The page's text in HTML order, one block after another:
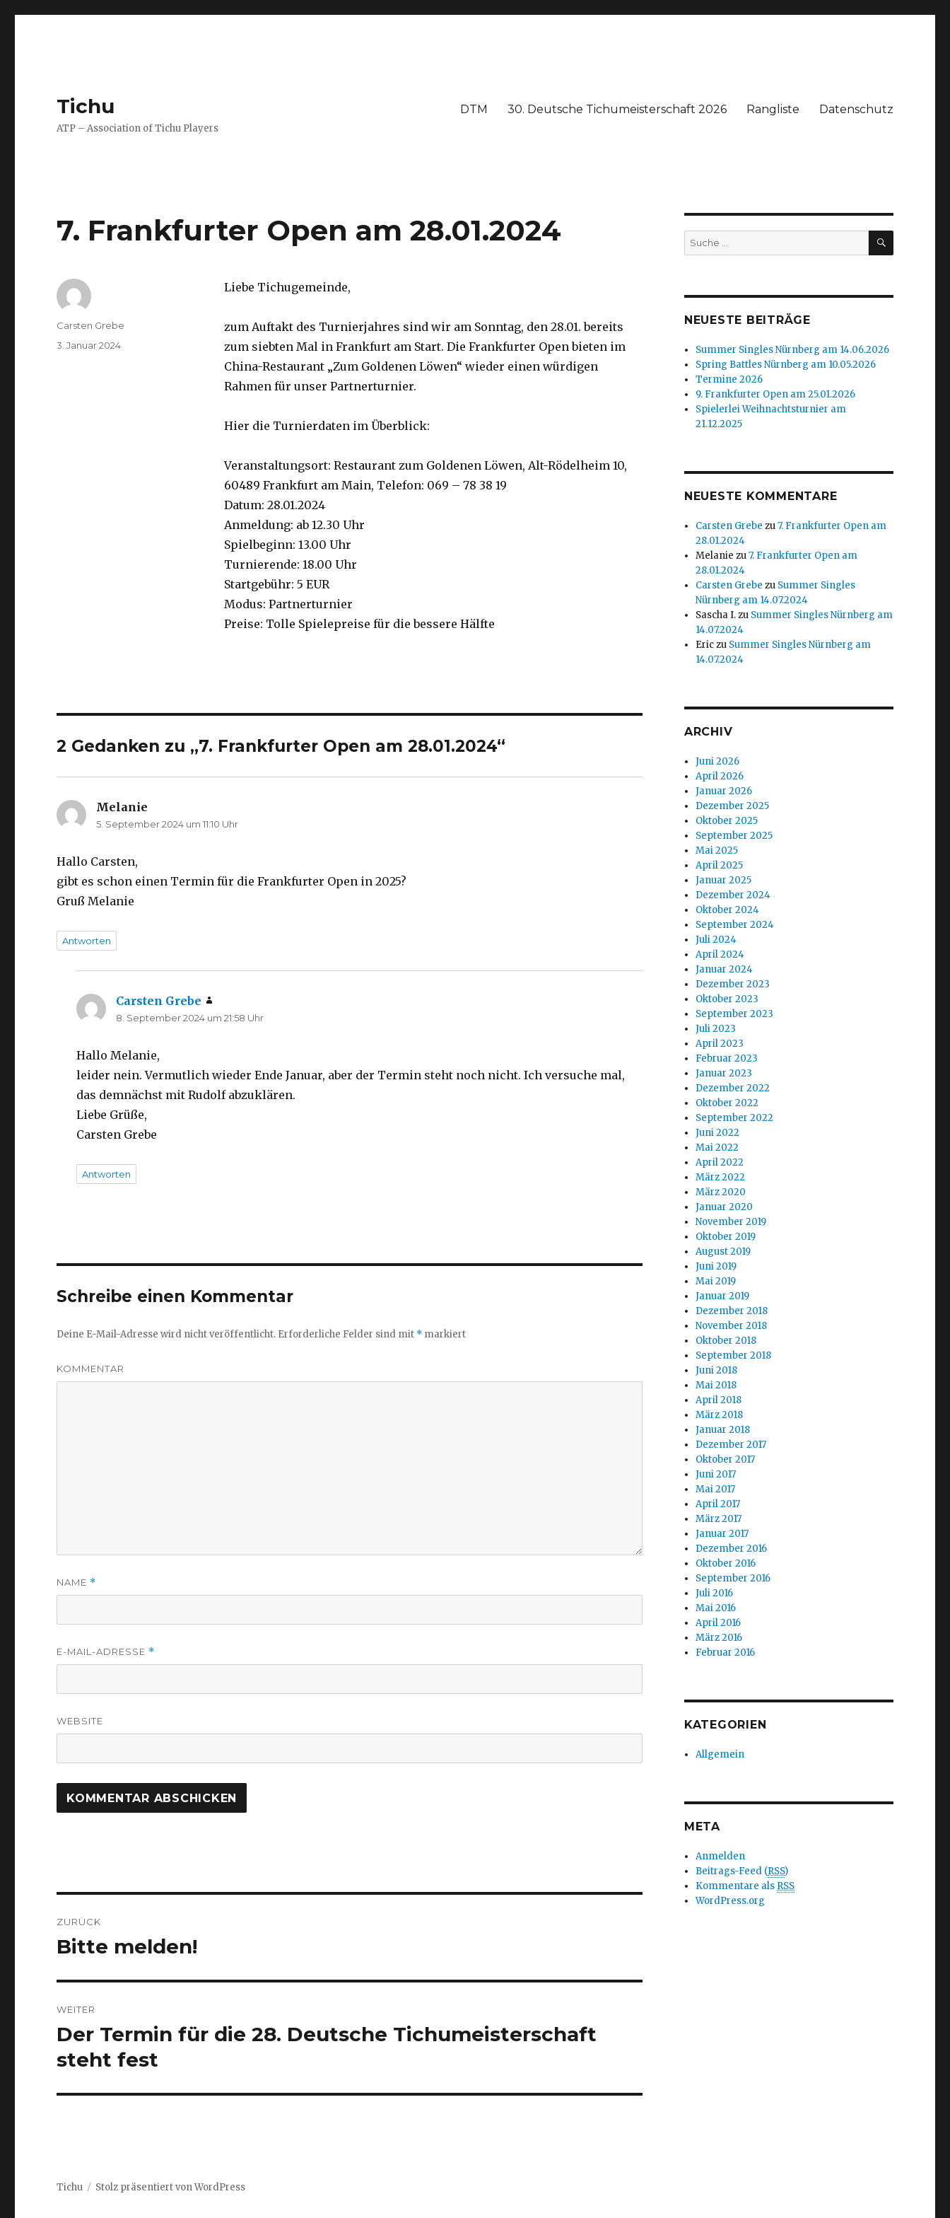
Tichu
ATP – Association of Tichu Players
DTM 30. Deutsche Tichumeisterschaft 2026 Rangliste Datenschutz
7. Frankfurter Open am 28.01.2024
Liebe Tichugemeinde,
zum Auftakt des Turnierjahres sind wir am Sonntag, den 28.01. bereits
zum siebten Mal in Frankfurt am Start. Die Frankfurter Open bieten im
China-Restaurant „Zum Goldenen Löwen“ wieder einen würdigen
Rahmen für unser Partnerturnier.
Hier die Turnierdaten im Überblick:
Veranstaltungsort: Restaurant zum Goldenen Löwen, Alt-Rödelheim 10,
60489 Frankfurt am Main, Telefon: 069 – 78 38 19
Datum: 28.01.2024
Anmeldung: ab 12.30 Uhr
Spielbeginn: 13.00 Uhr
Turnierende: 18.00 Uhr
Startgebühr: 5 EUR
Modus: Partnerturnier
Preise: Tolle Spielepreise für die bessere Hälfte
Autor
Carsten Grebe
Veröffentlicht
3. Januar 2024
2 Gedanken zu „7. Frankfurter Open am 28.01.2024“
Melanie
5. September 2024 um 11:10 Uhr
Hallo Carsten,
gibt es schon einen Termin für die Frankfurter Open in 2025?
Gruß Melanie
Antworten
Carsten Grebe
8. September 2024 um 21:58 Uhr
Hallo Melanie,
leider nein. Vermutlich wieder Ende Januar, aber der Termin steht noch nicht. Ich versuche mal,
das demnächst mit Rudolf abzuklären.
Liebe Grüße,
Carsten Grebe
Antworten
Schreibe einen Kommentar
Deine E-Mail-Adresse wird nicht veröffentlicht. Erforderliche Felder sind mit * markiert
KOMMENTAR
NAME *
E-MAIL-ADRESSE *
WEBSITE
ZURÜCK
Vorheriger
Bitte melden!
WEITER
Nächster
Beitrag:
Der Termin für die 28. Deutsche Tichumeisterschaft
steht fest
Suche
nach:
SUCHE
NEUESTE BEITRÄGE
Summer Singles Nürnberg am 14.06.2026
Spring Battles Nürnberg am 10.05.2026
Termine 2026
9. Frankfurter Open am 25.01.2026
Spielerlei Weihnachtsturnier am
21.12.2025
NEUESTE KOMMENTARE
Carsten Grebe zu7. Frankfurter Open am
28.01.2024
Melanie zu7. Frankfurter Open am
28.01.2024
Carsten Grebe zu Summer Singles
Nürnberg am 14.07.2024
Sascha I.zu Summer Singles Nürnberg am
14.07.2024
Ericzu Summer Singles Nürnberg am
14.07.2024
ARCHIV
Juni 2026
April 2026
Januar 2026
Dezember 2025
Oktober 2025
September 2025
Mai 2025
April 2025
Januar 2025
Dezember 2024
Oktober 2024
September 2024
Juli 2024
April 2024
Januar 2024
Dezember 2023
Oktober 2023
September 2023
Juli 2023
April 2023
Februar 2023
Januar 2023
Dezember 2022
Oktober 2022
September 2022
Juni 2022
Mai 2022
April 2022
März 2022
März 2020
Januar 2020
November 2019
Oktober 2019
August 2019
Juni 2019
Mai 2019
Januar 2019
Dezember 2018
November 2018
Oktober 2018
September 2018
Juni 2018
Mai 2018
April 2018
März 2018
Januar 2018
Dezember 2017
Oktober 2017
Juni 2017
Mai 2017
April 2017
März 2017
Januar 2017
Dezember 2016
Oktober 2016
September 2016
Juli 2016
Mai 2016
April 2016
März 2016
Februar 2016
KATEGORIEN
Allgemein
META
Anmelden
Beitrags-Feed (RSS)
Kommentare als RSS
WordPress.org
Tichu Stolz präsentiert von WordPress